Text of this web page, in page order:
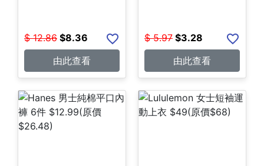
$ 12.86 $8.36
由此查看
$ 5.97 $3.28
由此查看